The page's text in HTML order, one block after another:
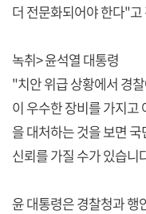
더 전문화되어야 한다"
녹취> 윤석열 대통령
"치안 위급 상황에서 경
이 우수한 장비를 가지고
을 대처하는 것을 보면
신뢰를 가질 수가 있습니
윤 대통령은 경찰청과 행